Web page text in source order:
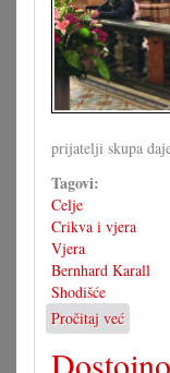
prijatelji skupa
Tagovi:
Celje
Crikva i vjera
Vjera
Bernhard Karall
Shodišće
Pročitaj već
Jubilarno
stoveto